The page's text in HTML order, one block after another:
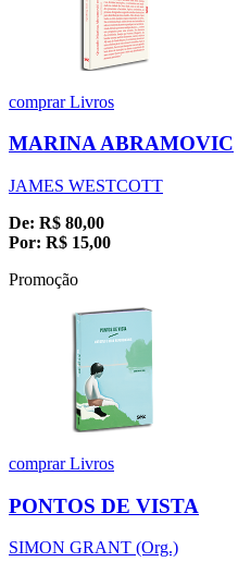
comprarLivros
MARINA ABRAMOVIC
JAMES WESTCOTT
De: R$ 80,00
Por: R$ 15,00
Promoção
comprarLivros
PONTOS DE VISTA
SIMON GRANT (Org.)